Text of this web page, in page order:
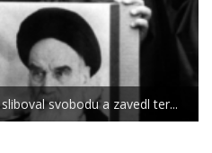
svobodu a zavedl ter...